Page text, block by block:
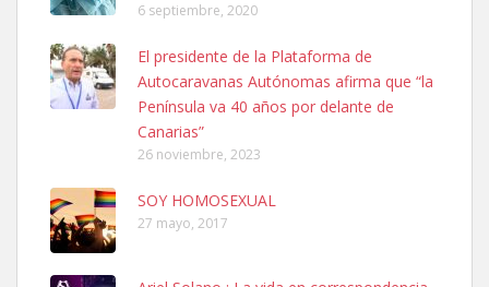
SHIBA PERDIDO AVDA JOSE MESA Y LOPEZ
PERRO MACHO RAZA SHIBA CON MICROCHIP PERDIDO HOY
06/07/2025 ZONA MESA Y LOPEZ. ES MUY ASUSTADIZO
Leales.org » Gran Canaria
6.7.2025
6 septiembre, 2020
El presidente de la Plataforma de
Autocaravanas Autónomas afirma que “la
Península va 40 años por delante de
Canarias”
26 noviembre, 2023
SOY HOMOSEXUAL
27 mayo, 2017